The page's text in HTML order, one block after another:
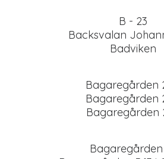
B - 23
Backsvalan
Badviken
Bagaregården
Bagaregården
Bagaregården
Bagaregården